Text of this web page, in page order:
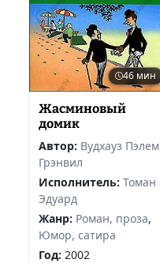
46 мин
Жасминовый
домик
Автор: Вудхауз Пэлем
Грэнвил
Исполнитель: Томан
Эдуард
Жанр: Роман, проза,
Юмор, сатира
Год: 2002